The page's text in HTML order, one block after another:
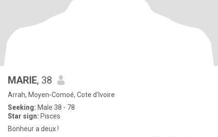
MARIE, 38
Arrah, Moyen-Comoé, Cote d'Ivoire
Seeking: Male 38 - 78
Star sign: Pisces
Bonheur a deux !